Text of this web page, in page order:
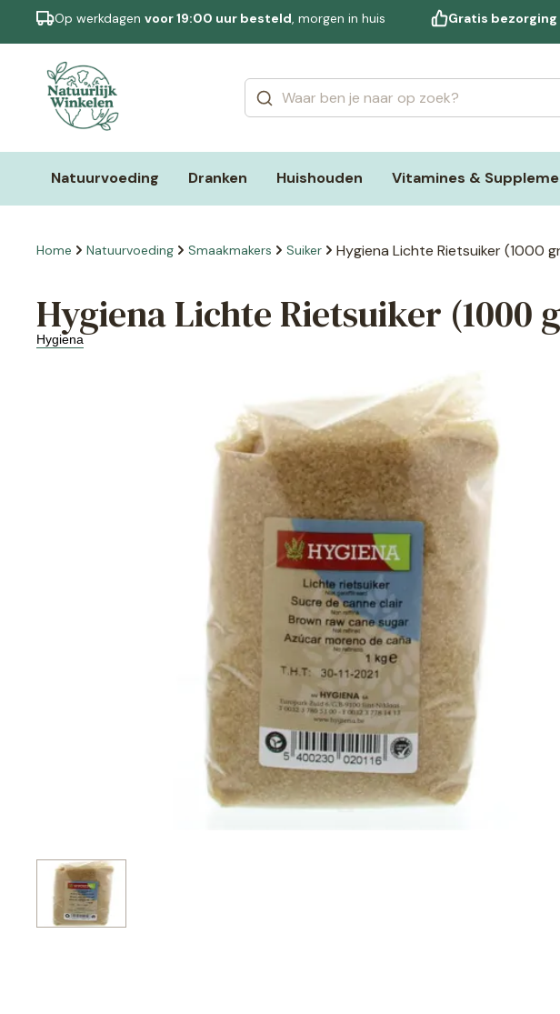
Op werkdagen voor 19:00 uur besteld, morgen in huis Gratis bezorging
Natuurvoeding Dranken Huishouden Vitamines &
Home Natuurvoeding Smaakmakers Suiker Hygiena Lichte Rietsuiker (1000
Hygiena Lichte Rietsuiker (1000
Hygiena